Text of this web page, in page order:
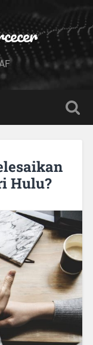
Hulu?